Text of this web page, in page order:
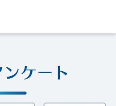
ケート